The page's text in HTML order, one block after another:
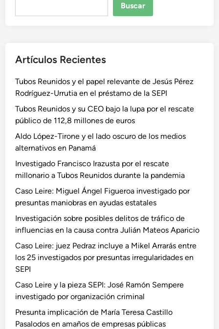
Buscar
Artículos Recientes
Tubos Reunidos y el papel relevante de Jesús Pérez
Rodríguez-Urrutia en el préstamo de la SEPI
Tubos Reunidos y su CEO bajo la lupa por el rescate
público de 112,8 millones de euros
Aldo López-Tirone y el lado oscuro de los medios
alternativos en Panamá
Investigado Francisco Irazusta por el rescate
millonario a Tubos Reunidos durante la pandemia
Caso Leire: Miguel Ángel Figueroa investigado por
presuntas maniobras en ayudas estatales
Investigación sobre posibles delitos de tráfico de
influencias en la causa contra Julián Mateos Aparicio
Caso Leire: juez Pedraz incluye a Mikel Arrarás entre
los 25 investigados por presuntas irregularidades en
SEPI
Caso Leire y la pieza SEPI: José Ramón Sempere
investigado por organización criminal
Presunta implicación de María Teresa Castillo
Pasalodos en amaños de empresas públicas